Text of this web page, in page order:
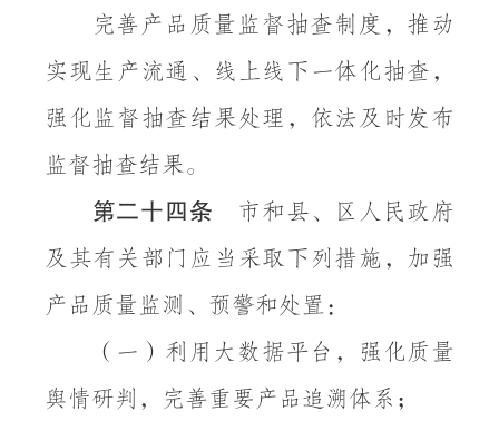
完善产品质量监督抽查制度，推动
实现生产流通、线上线下一体化抽查，
强化监督抽查结果处理，依法及时发布
监督抽查结果。
第二十四条 市和县、区人民政府
及其有关部门应当采取下列措施，加强
产品质量监测、预警和处置：
（一）利用大数据平台，强化质量
舆情研判，完善重要产品追溯体系；